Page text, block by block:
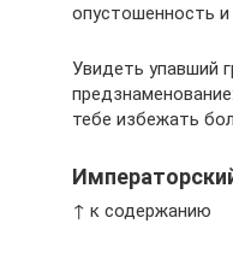
опустошенность
Увидеть упавший
тебе избежать
↑ к содержанию